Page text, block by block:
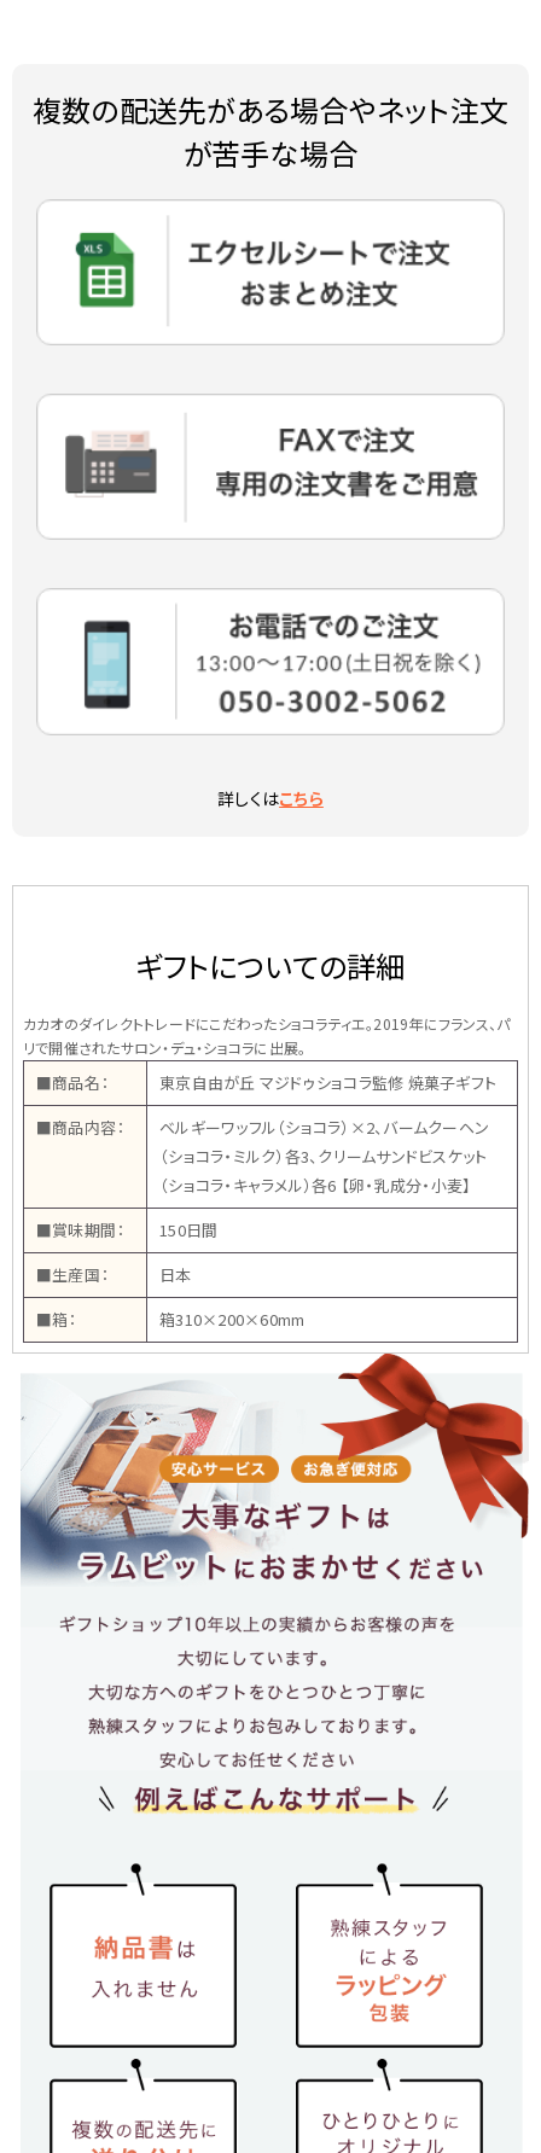
複数の配送先がある場合やネット注文
が苦手な場合
詳しくはこちら
ギフトについての詳細
カカオのダイレクトトレードにこだわったショコラティエ。2019年にフランス、パ
リで開催されたサロン・デュ・ショコラに出展。
■商品名：
東京自由が丘 マジドゥショコラ監修 焼菓子ギフト
■商品内容：
ベルギーワッフル（ショコラ）×2、バームクーヘン
（ショコラ・ミルク）各3、クリームサンドビスケット
（ショコラ・キャラメル）各6 【卵・乳成分・小麦】
■賞味期間：
150日間
■生産国：
日本
■箱：
箱310×200×60mm